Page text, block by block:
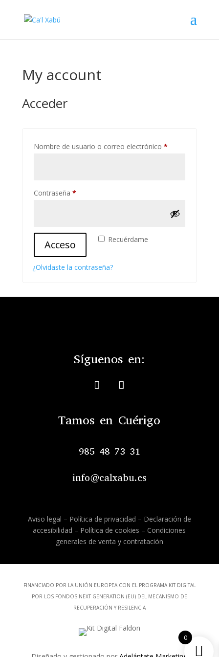
My account
Acceder
Nombre de usuario o correo electrónico *Obligatorio
Contraseña *Obligatorio
Recuérdame
Acceso
¿Olvidaste la contraseña?
Síguenos en:
Tamos en Cuérigo
985 48 73 31
info@calxabu.es
Aviso legal – Política de privacidad – Declaración de
accesibilidad – Política de cookies – Condiciones
generales de venta y contratación
FINANCIADO POR LA UNIÓN EUROPEA CON EL PROGRAMA KIT DIGITAL
POR LOS FONDOS NEXT GENERATION (EU) DEL MECANISMO DE
RECUPERACIÓN Y RESILENCIA
0